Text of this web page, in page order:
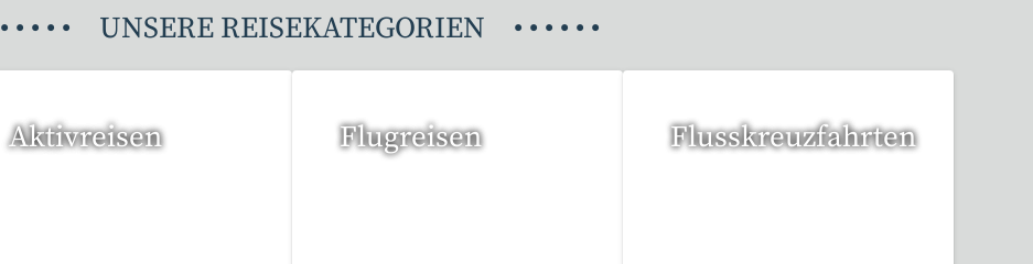
• • • • • UNSERE REISEKATEGORIEN • • • • • •
Aktivreisen Flugreisen Flusskreuzfahrten